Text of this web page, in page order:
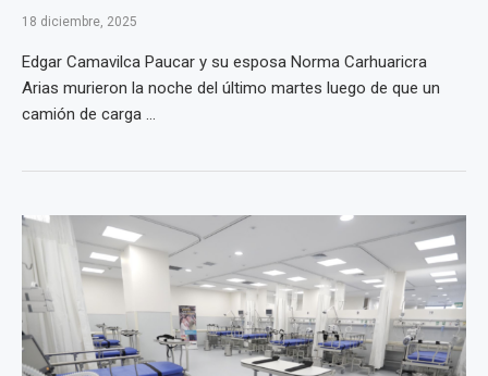
18 diciembre, 2025
Edgar Camavilca Paucar y su esposa Norma Carhuaricra
Arias murieron la noche del último martes luego de que un
camión de carga ...